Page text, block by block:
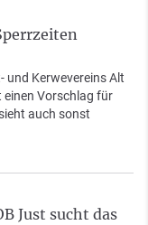
und Kerwevereins Alt
einen Vorschlag für
auch sonst
Just sucht das